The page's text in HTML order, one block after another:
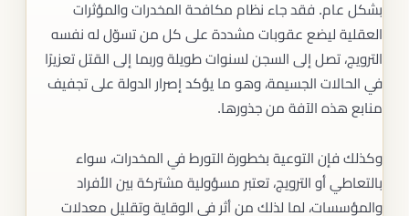
بشكل عام. فقد جاء نظام مكافحة المخدرات والمؤثرات
العقلية ليضع عقوبات مشددة على كل من تسوّل له نفسه
الترويج، تصل إلى السجن لسنوات طويلة وربما إلى القتل تعزيرًا
في الحالات الجسيمة، وهو ما يؤكد إصرار الدولة على تجفيف
منابع هذه الآفة من جذورها.
وكذلك فإن التوعية بخطورة التورط في المخدرات، سواء
بالتعاطي أو الترويج، تعتبر مسؤولية مشتركة بين الأفراد
والمؤسسات، لما لذلك من أثر في الوقاية وتقليل معدلات